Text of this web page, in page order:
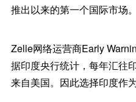
推出以来的第一个国际市场。
Zelle网络运营商Early
据印度央行统计，每年汇往
来自美国。因此选择印度作